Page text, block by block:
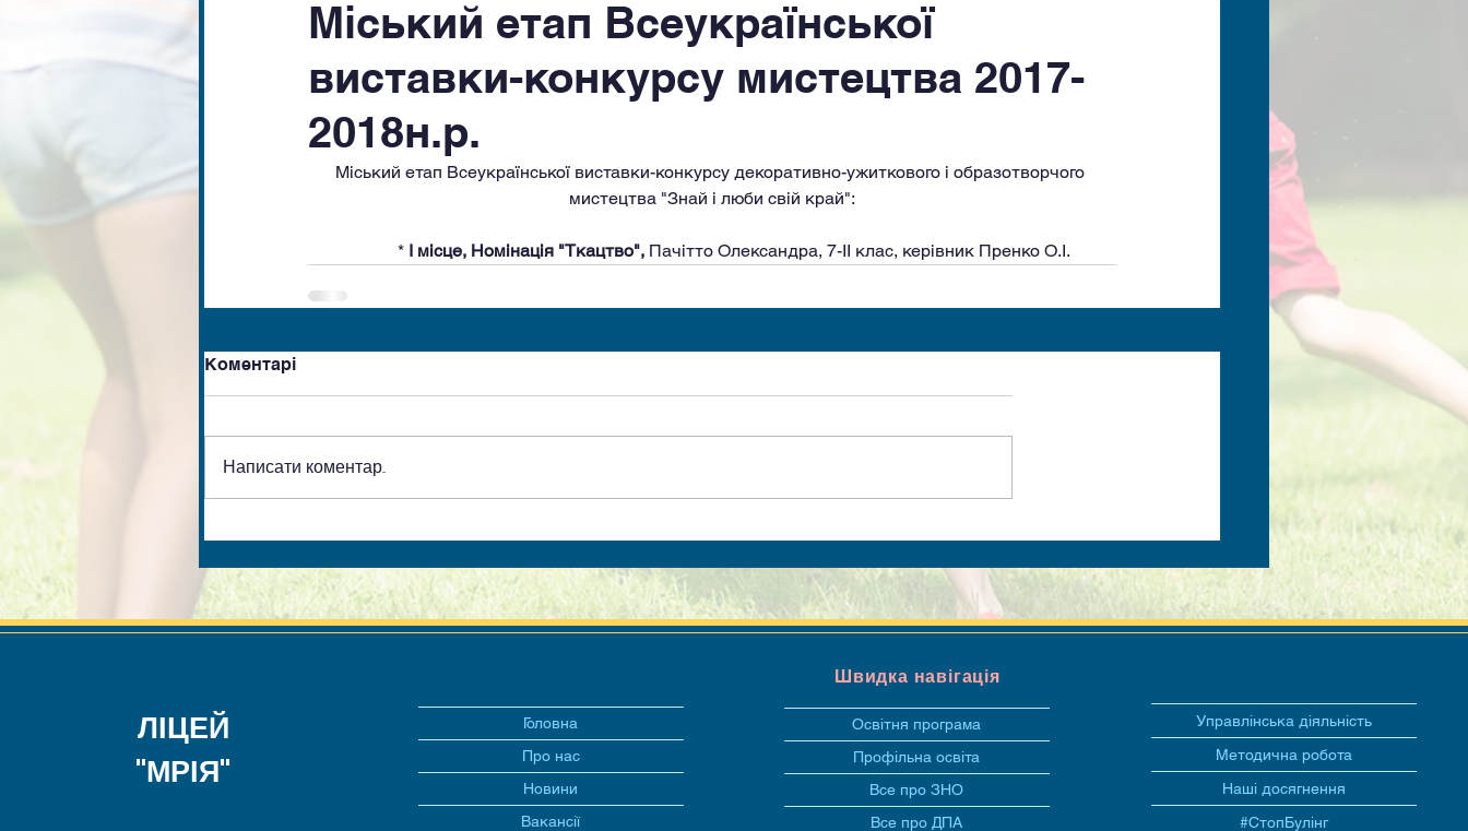
Міський етап Всеукраїнської
виставки-конкурсу мистецтва 2017-
2018н.р.
Міський етап Всеукраїнської виставки-конкурсу декоративно-ужиткового і образотворчого
мистецтва "Знай і люби свій край":
	*
І місце, Номінація "Ткацтво", Пачітто Олександра, 7-ІІ клас, керівник Пренко О.І.
Коментарі
Написати коментар...
ЛІЦЕЙ
"МРІЯ"
Головна
Про нас
Новини
Вакансії
Швидка навігація
Освітня програма
Профільна освіта
Все про ЗНО
Все про ДПА
Управлінська діяльність
Методична робота
Наші досягнення
#СтопБулінг